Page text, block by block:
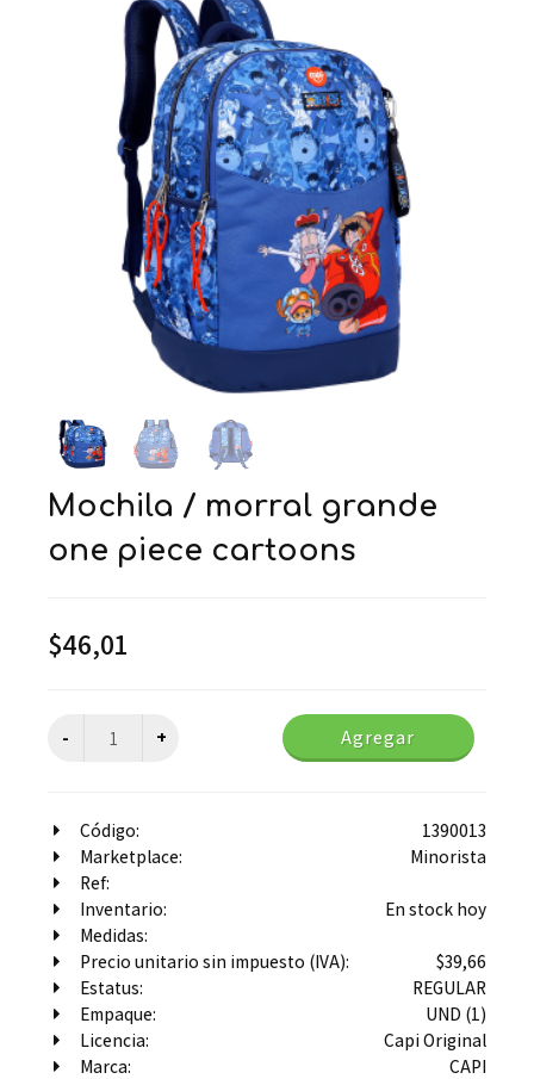
mochila / morral grande
one piece cartoons
$46,01
Agregar
Código:
1390013
Marketplace:
Minorista
Ref:
Inventario:
En stock hoy
Medidas:
Precio unitario sin impuesto (IVA):
$39,66
Estatus:
REGULAR
Empaque:
UND (1)
Licencia:
Capi Original
Marca:
CAPI